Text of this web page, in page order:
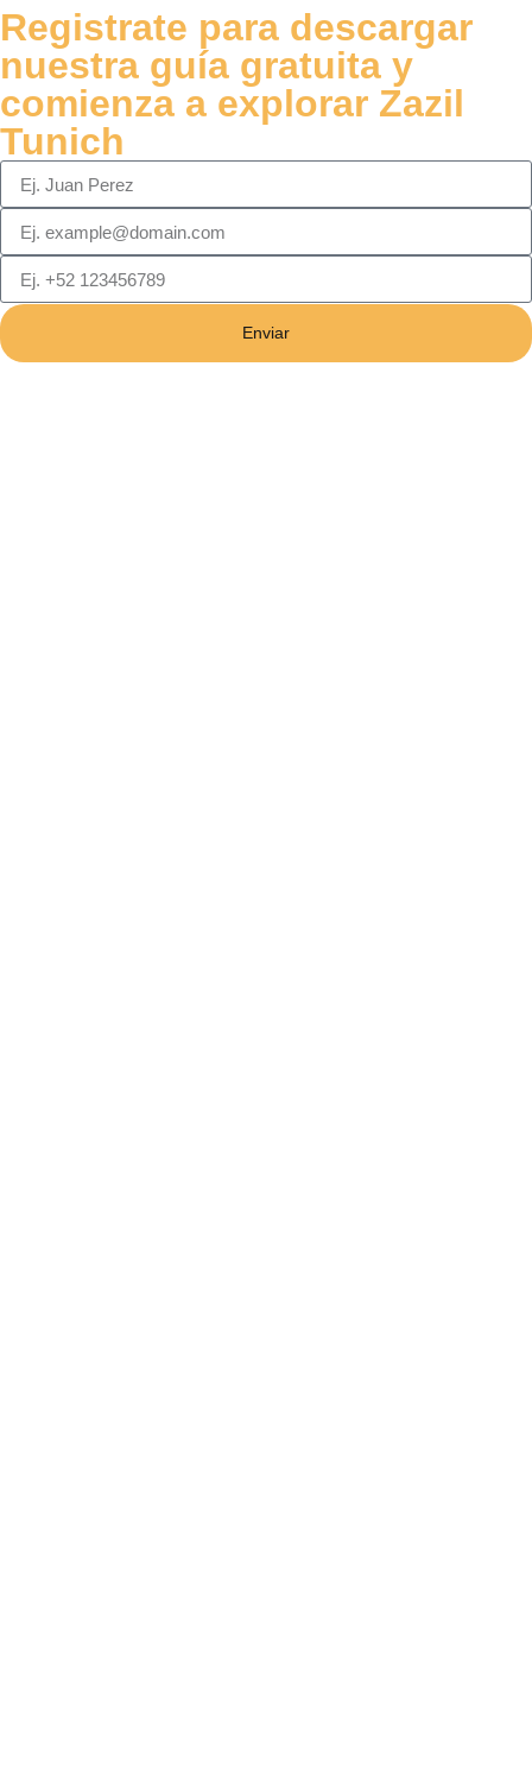
Registrate para descargar
nuestra guía gratuita y
comienza a explorar Zazil
Tunich
Enviar